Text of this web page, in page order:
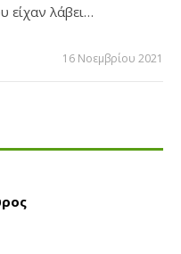
είχαν λάβει…
16 Νοεμβρίου 2021